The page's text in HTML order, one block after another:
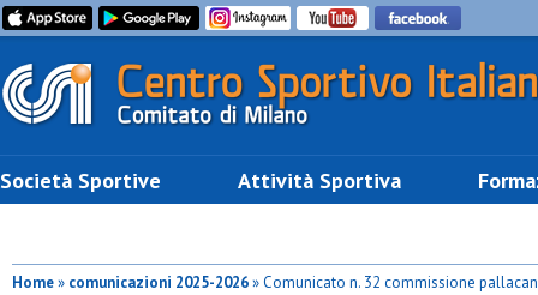
Società Sportive Attività Sportiva
Home» comunicazioni 2025-2026» Comunicato n. 32 commissione